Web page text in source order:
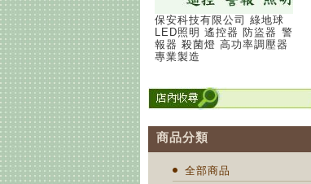
保安科技有限公司 綠地球
LED照明 遙控器 防盜器 警
報器 殺菌燈 高功率調壓器
專業製造
商品分類
全部商品